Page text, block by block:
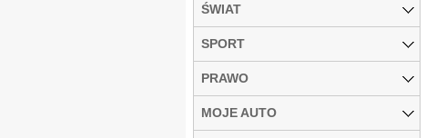
ŚWIAT
SPORT
PRAWO
MOJE AUTO